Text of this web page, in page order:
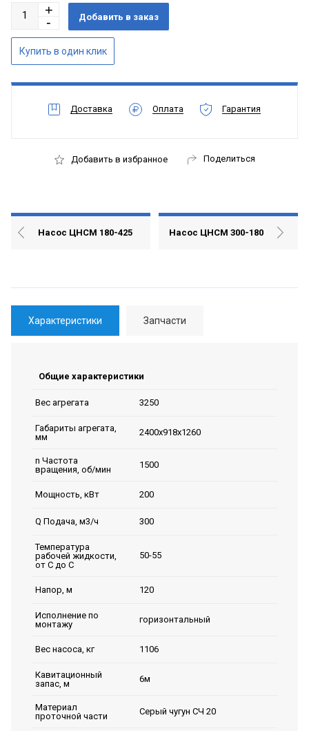
Доставка Оплата Гарантия
Добавить в избранное Поделиться
Насос ЦНСМ 180-425 Насос ЦНСМ 300-180
Характеристики Запчасти
Общие характеристики
Вес агрегата 3250
Габариты агрегата,
мм
2400х918х1260
n Частота
вращения, об/мин
1500
Мощность, кВт 200
Q Подача, м3/ч 300
Температура
рабочей жидкости,
от С до С
50-55
Напор, м 120
Исполнение по
монтажу
горизонтальный
Вес насоса, кг 1106
Кавитационный
запас, м
6м
Материал
проточной части
Серый чугун СЧ 20